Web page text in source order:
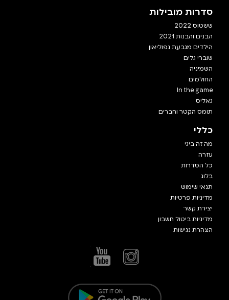
סדרות מובילות
ששטוס 2022
הבנים והבנות 2021
הילדים מגבעת נפוליאון
שוברי גלים
השמיניה
החולמים
In the game
גאליס
תומס הקטר וחברים
כללי
מה זה ביגי
עזרה
כל הסדרות
בלוג
תנאי שימוש
מדיניות פרטיות
יצירת קשר
מדיניות ביטול חשבון
הצהרת נגישות